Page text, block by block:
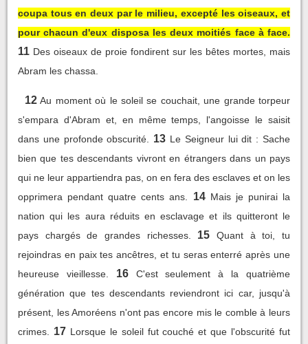
coupa tous en deux par le milieu, excepté les oiseaux, et
pour chacun d'eux disposa les deux moitiés face à face.
11 Des oiseaux de proie fondirent sur les bêtes mortes, mais
Abram les chassa.
12 Au moment où le soleil se couchait, une grande torpeur
s'empara d'Abram et, en même temps, l'angoisse le saisit
dans une profonde obscurité.
13 Le Seigneur lui dit : Sache
bien que tes descendants vivront en étrangers dans un pays
qui ne leur appartiendra pas, on en fera des esclaves et on les
opprimera pendant quatre cents ans.
14 Mais je punirai la
nation qui les aura réduits en esclavage et ils quitteront le
pays chargés de grandes richesses.
15
Quant à toi, tu
rejoindras en paix tes ancêtres, et tu seras enterré après une
heureuse vieillesse.
16
C'est seulement à la quatrième
génération que tes descendants reviendront ici car, jusqu'à
présent, les Amoréens n'ont pas encore mis le comble à leurs
crimes.
17 Lorsque le soleil fut couché et que l'obscurité fut